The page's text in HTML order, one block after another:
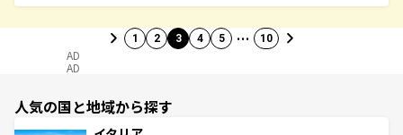
1 2 3 4 5 … 10
AD
AD
人気の国と地域から探す